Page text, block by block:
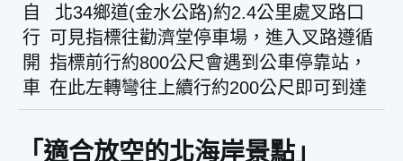
自
行
開
車
北34鄉道(金水公路)約2.4公里處叉路口
可見指標往勸濟堂停車場，進入叉路遵循
指標前行約800公尺會遇到公車停靠站，
在此左轉彎往上續行約200公尺即可到達
「適合放空的北海岸景點」